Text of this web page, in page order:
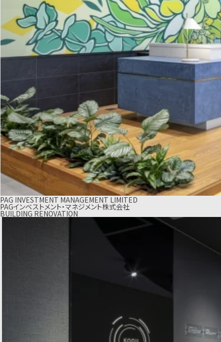
PAG INVESTMENT MANAGEMENT LIMITED
PAGインベストメント・マネジメント株式会社
BUILDING RENOVATION